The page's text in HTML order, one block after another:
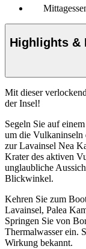
Highlights &
Mit dieser
der Insel!
Segeln Sie auf
um die Vulkaninseln
zur Lavainsel Nea
Krater des aktiven
unglaubliche
Blickwinkel.
Kehren Sie zum
Lavainsel, Palea
Springen Sie von
Thermalwasser ein.
Wirkung bekannt.